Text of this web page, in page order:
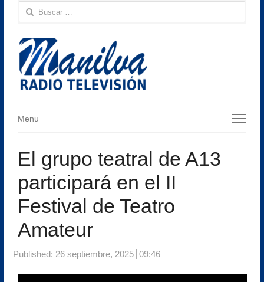
Buscar:
Menu
Menu
El grupo teatral de A13
participará en el II
Festival de Teatro
Amateur
Published: 26 septiembre, 2025 09:46